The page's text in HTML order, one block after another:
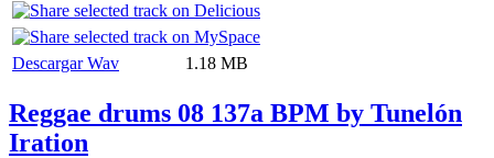
Descargar Wav 1.18 MB
Reggae drums 08 137a BPM by Tunelón
Iration